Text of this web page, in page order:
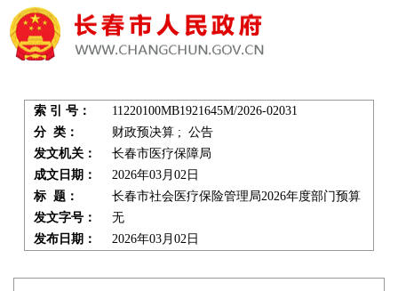
索 引 号：
11220100MB1921645M/2026-02031
分 类：
财政预决算 ; 公告
发文机关：
长春市医疗保障局
成文日期：
2026年03月02日
标 题：
长春市社会医疗保险管理局2026年度部门预算
发文字号：
无
发布日期：
2026年03月02日